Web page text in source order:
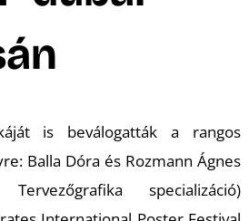
is beválogatták a rangos
Balla Dóra és Rozmann Ágnes
specializáció)